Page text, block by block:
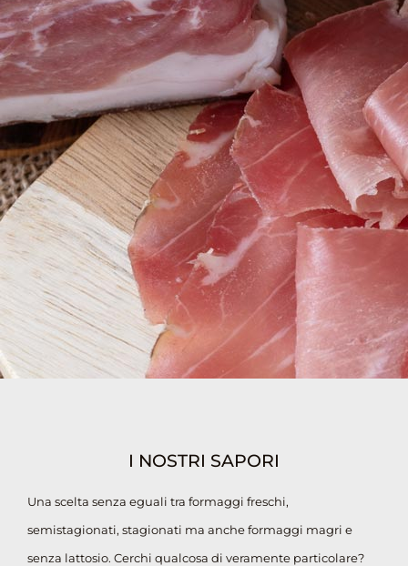
I NOSTRI SAPORI
Una scelta senza eguali tra formaggi freschi,
semistagionati, stagionati ma anche formaggi magri e
senza lattosio. Cerchi qualcosa di veramente particolare?